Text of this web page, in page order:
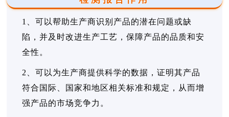
1、可以帮助生产商识别产品的潜在问题或缺
陷，并及时改进生产工艺，保障产品的品质和安
全性。
2、可以为生产商提供科学的数据，证明其产品
符合国际、国家和地区相关标准和规定，从而增
强产品的市场竞争力。